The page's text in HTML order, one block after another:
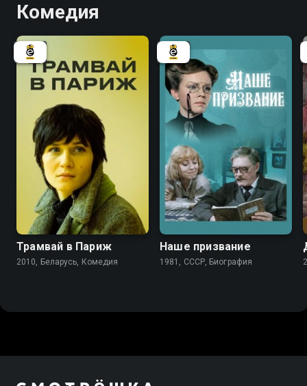
Комедия
5.4
Трамвай в Париж
2010, Беларусь, Комедия
7.1
Наше призвание
1981, СССР, Биография